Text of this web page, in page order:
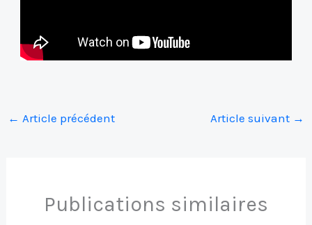
← Article précédent Article suivant →
Publications similaires